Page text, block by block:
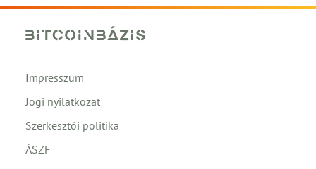
Impresszum
Jogi nyilatkozat
Szerkesztői politika
ÁSZF